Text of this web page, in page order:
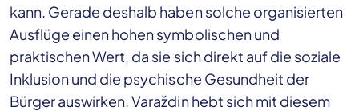
kann. Gerade deshalb haben solche organisierten
Ausflüge einen hohen symbolischen und
praktischen Wert, da sie sich direkt auf die soziale
Inklusion und die psychische Gesundheit der
Bürger auswirken. Varaždin hebt sich mit diesem